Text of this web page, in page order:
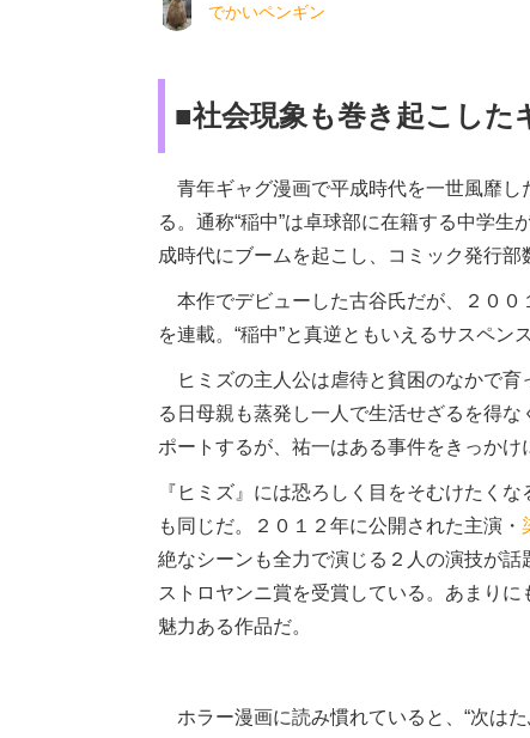
でかいペンギン
■社会現象も巻き起こした
青年ギャグ漫画で平成時代を一世風靡し
る。通称“稲中”は卓球部に在籍する中学
成時代にブームを起こし、コミック発行部
本作でデビューした古谷氏だが、２００
を連載。“稲中”と真逆ともいえるサスペン
ヒミズの主人公は虐待と貧困のなかで育
る日母親も蒸発し一人で生活せざるを得
ポートするが、祐一はある事件をきっか
『ヒミズ』には恐ろしく目をそむけたく
も同じだ。２０１２年に公開された主演・
絶なシーンも全力で演じる２人の演技が
ストロヤンニ賞を受賞している。あまり
魅力ある作品だ。
ホラー漫画に読み慣れていると、“次は